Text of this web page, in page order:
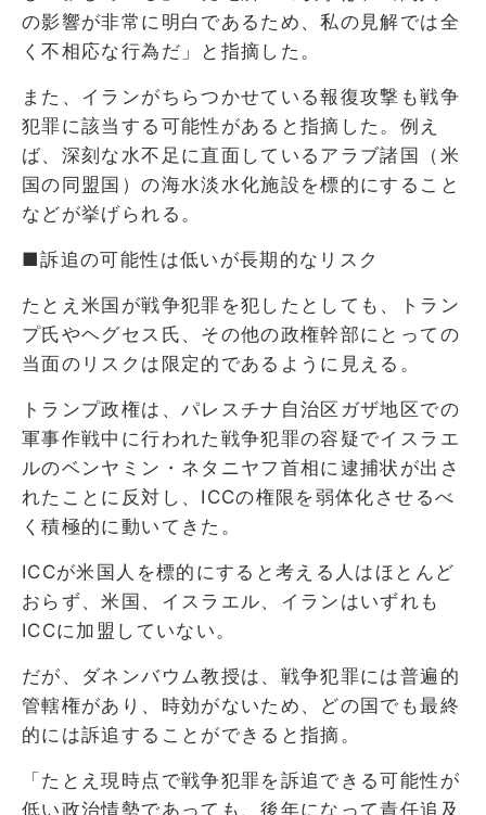
の影響が非常に明白であるため、私の見解では全
く不相応な行為だ」と指摘した。
また、イランがちらつかせている報復攻撃も戦争
犯罪に該当する可能性があると指摘した。例え
ば、深刻な水不足に直面しているアラブ諸国（米
国の同盟国）の海水淡水化施設を標的にすること
などが挙げられる。
■訴追の可能性は低いが長期的なリスク
たとえ米国が戦争犯罪を犯したとしても、トラン
プ氏やヘグセス氏、その他の政権幹部にとっての
当面のリスクは限定的であるように見える。
トランプ政権は、パレスチナ自治区ガザ地区での
軍事作戦中に行われた戦争犯罪の容疑でイスラエ
ルのベンヤミン・ネタニヤフ首相に逮捕状が出さ
れたことに反対し、ICCの権限を弱体化させるべ
く積極的に動いてきた。
ICCが米国人を標的にすると考える人はほとんど
おらず、米国、イスラエル、イランはいずれも
ICCに加盟していない。
だが、ダネンバウム教授は、戦争犯罪には普遍的
管轄権があり、時効がないため、どの国でも最終
的には訴追することができると指摘。
「たとえ現時点で戦争犯罪を訴追できる可能性が
低い政治情勢であっても、後年になって責任追及